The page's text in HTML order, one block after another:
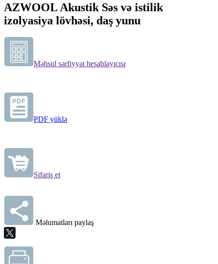
AZWOOL Akustik Səs və istilik
izolyasiya lövhəsi, daş yunu
Məhsul sərfiyyat hesablayıcısı
PDF yüklə
Sifariş et
Məlumatları paylaş